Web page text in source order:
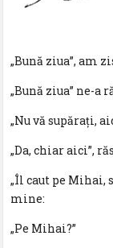
„Bună ziua”, am
„Bună ziua” ne-a
„Nu vă supărați,
„Da, chiar aici”,
„Îl caut pe Mihai,
mine:
„Pe Mihai?”